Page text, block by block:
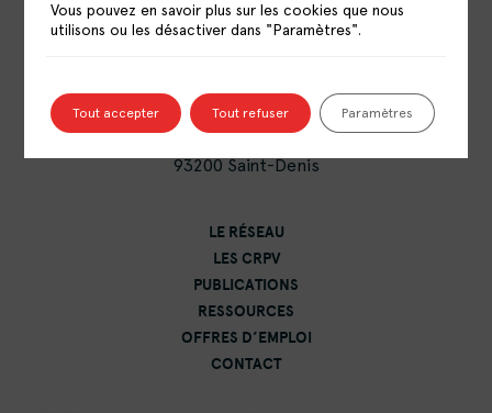
RESSOURCES POLITIQUE DE LA VILLE
15 rue Catulienne
93200 Saint-Denis
LE RÉSEAU
LES CRPV
PUBLICATIONS
RESSOURCES
OFFRES D’EMPLOI
CONTACT
Vous pouvez en savoir plus sur les cookies que nous
utilisons ou les désactiver dans "Paramètres".
Tout accepter Tout refuser Paramètres